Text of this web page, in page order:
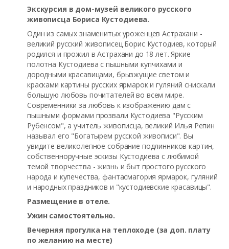
Экскурсия в дом-музей великого русского
живописца Бориса Кустодиева.
Один из самых знаменитых уроженцев Астрахани -
великий русский живописец Борис Кустодиев, который
родился и прожил в Астрахани до 18 лет. Яркие
полотна Кустодиева с пышными купчихами и
дородными красавицами, брызжущие светом и
красками картины русских ярмарок и гуляний снискали
большую любовь почитателей во всем мире.
Современники за любовь к изображению дам с
пышными формами прозвали Кустодиева "Русским
Рубенсом", а учитель живописца, великий Илья Репин
называл его "Богатырем русской живописи". Вы
увидите великолепное собрание подлинников картин,
собственноручные эскизы Кустодиева с любимой
темой творчества - жизнь и быт простого русского
народа и купечества, фантасмагория ярмарок, гуляний
и народных праздников и "кустодиевские красавицы".
Размещение в отеле.
Ужин самостоятельно.
Вечерняя прогулка на теплоходе (за доп. плату
по желанию на месте)